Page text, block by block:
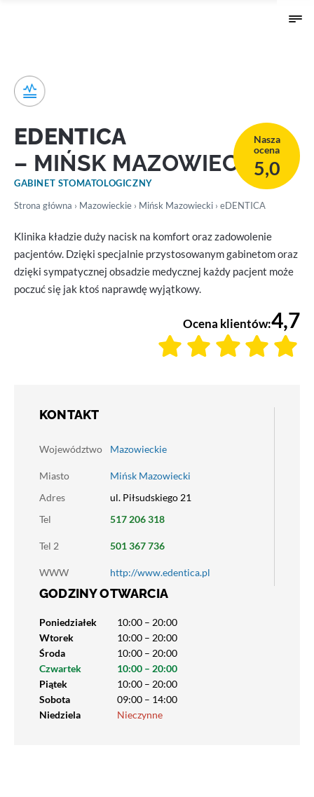
EDENTICA
– MIŃSK MAZOWIECKI
GABINET STOMATOLOGICZNY
Nasza
ocena
5,0
Strona główna › Mazowieckie › Mińsk Mazowiecki › eDENTICA
Klinika kładzie duży nacisk na komfort oraz zadowolenie
pacjentów. Dzięki specjalnie przystosowanym gabinetom oraz
dzięki sympatycznej obsadzie medycznej każdy pacjent może
poczuć się jak ktoś naprawdę wyjątkowy.
Ocena klientów:4,7
KONTAKT
Województwo Mazowieckie
Miasto
Mińsk Mazowiecki
Adres
ul. Piłsudskiego 21
Tel
517 206 318
Tel 2 501 367 736
WWW http://www.edentica.pl
GODZINY OTWARCIA
Poniedziałek
10:00 – 20:00
Wtorek
10:00 – 20:00
Środa
10:00 – 20:00
Czwartek
10:00 – 20:00
Piątek
10:00 – 20:00
Sobota
09:00 – 14:00
Niedziela
Nieczynne